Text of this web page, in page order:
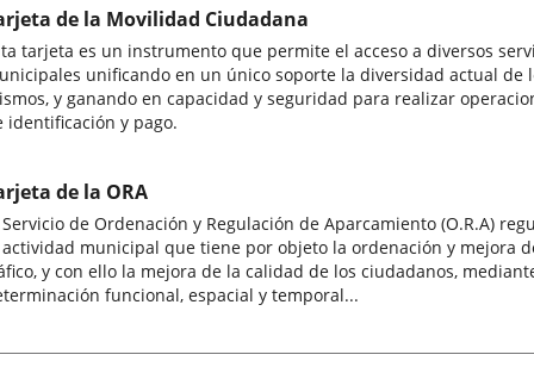
de la Movilidad Ciudadana
tarjeta es un instrumento que permite el acceso a diversos
unificando en un único soporte la diversidad actual de
y ganando en capacidad y seguridad para realizar
identificación y pago.
de la ORA
Servicio de Ordenación y Regulación de Aparcamiento (O.R.A)
municipal que tiene por objeto la ordenación y mejora
y con ello la mejora de la calidad de los ciudadanos,
funcional, espacial y temporal...